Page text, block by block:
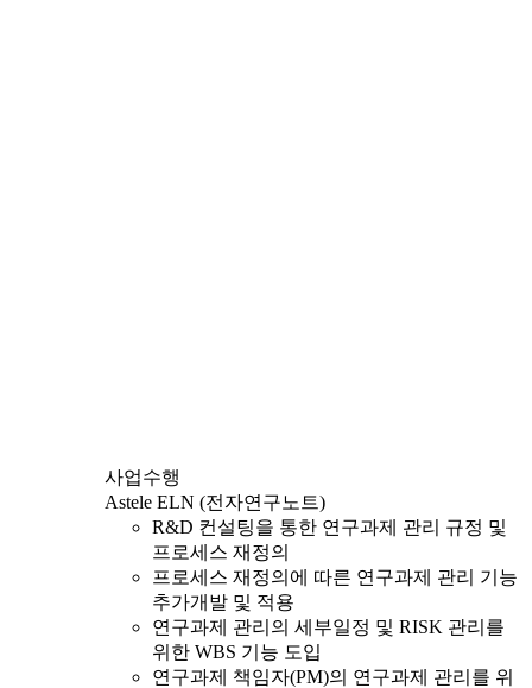
사업수행
Astele ELN (전자연구노트)
R&D 컨설팅을 통한 연구과제 관리 규정 및
프로세스 재정의
프로세스 재정의에 따른 연구과제 관리 기능
추가개발 및 적용
연구과제 관리의 세부일정 및 RISK 관리를
위한 WBS 기능 도입
연구과제 책임자(PM)의 연구과제 관리를 위